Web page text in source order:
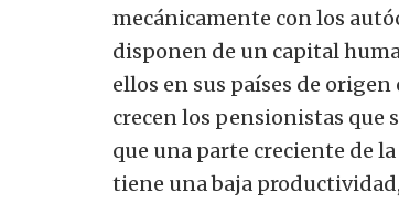
mecánicamente con los
disponen de un capital
ellos en sus países de
crecen los pensionistas que
que una parte creciente de
tiene una baja